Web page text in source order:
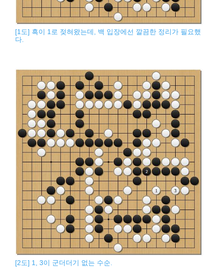
[1도] 흑이 1로 젖혀왔는데, 백 입장에선 깔끔한 정리가 필요했
다.
[2도] 1, 3이 군더더기 없는 수순.